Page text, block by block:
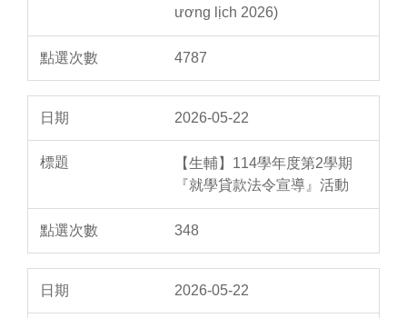
ương lịch 2026)
4787
2026-05-22
【生輔】114學年度第2學期
『就學貸款法令宣導』活動
348
2026-05-22